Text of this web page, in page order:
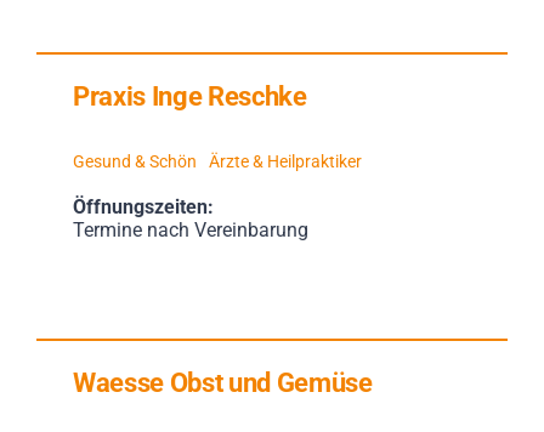
Praxis Inge Reschke
Gesund & Schön Ärzte & Heilpraktiker
Öffnungszeiten:
Termine nach Vereinbarung
Waesse Obst und Gemüse